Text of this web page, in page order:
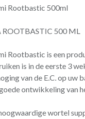
Rootbastic 500ml
ROOTBASTIC 500 ML
Rootbastic is een
is in de eerste 3
van de E.C. op uw
ontwikkeling van
wortel